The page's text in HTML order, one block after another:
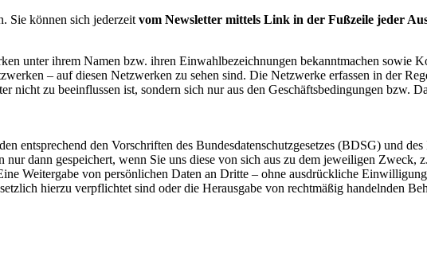
Sie können sich jederzeit vom Newsletter mittels Link in der Fußzeile jeder
unter ihrem Namen bzw. ihren Einwahlbezeichnungen bekanntmachen sowie
– auf diesen Netzwerken zu sehen sind. Die Netzwerke erfassen in der
nicht zu beeinflussen ist, sondern sich nur aus den Geschäftsbedingungen bzw.
entsprechend den Vorschriften des Bundesdatenschutzgesetzes (BDSG) und
dann gespeichert, wenn Sie uns diese von sich aus zu dem jeweiligen Zweck,
Weitergabe von persönlichen Daten an Dritte – ohne ausdrückliche
hierzu verpflichtet sind oder die Herausgabe von rechtmäßig handelnden